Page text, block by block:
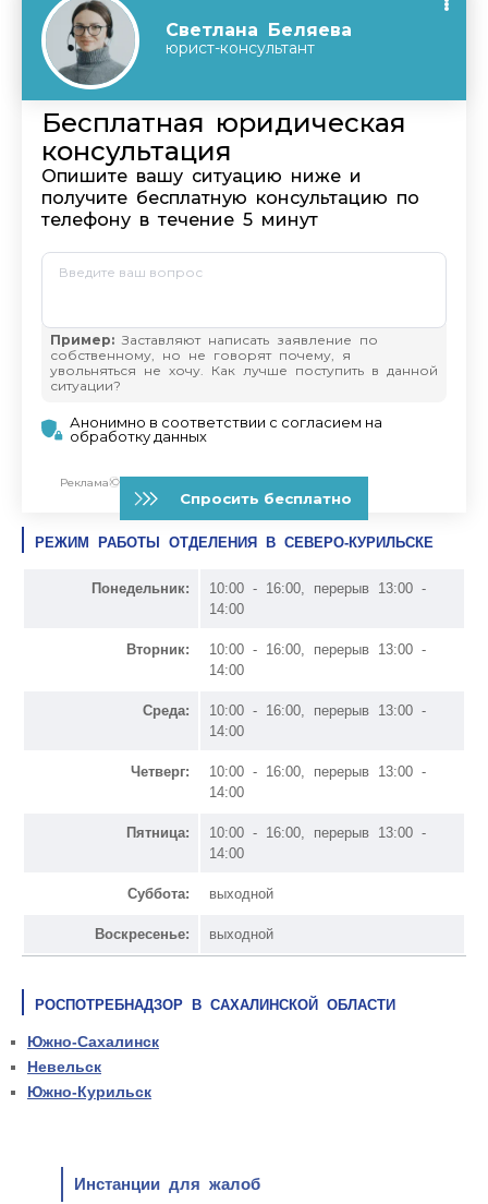
РЕЖИМ РАБОТЫ ОТДЕЛЕНИЯ В СЕВЕРО-КУРИЛЬСКЕ
Понедельник:
10:00 - 16:00, перерыв 13:00 -
14:00
Вторник:
10:00 - 16:00, перерыв 13:00 -
14:00
Среда:
10:00 - 16:00, перерыв 13:00 -
14:00
Четверг:
10:00 - 16:00, перерыв 13:00 -
14:00
Пятница:
10:00 - 16:00, перерыв 13:00 -
14:00
Суббота: выходной
Воскресенье: выходной
РОСПОТРЕБНАДЗОР В САХАЛИНСКОЙ ОБЛАСТИ
Южно-Сахалинск
Невельск
Южно-Курильск
Инстанции для жалоб